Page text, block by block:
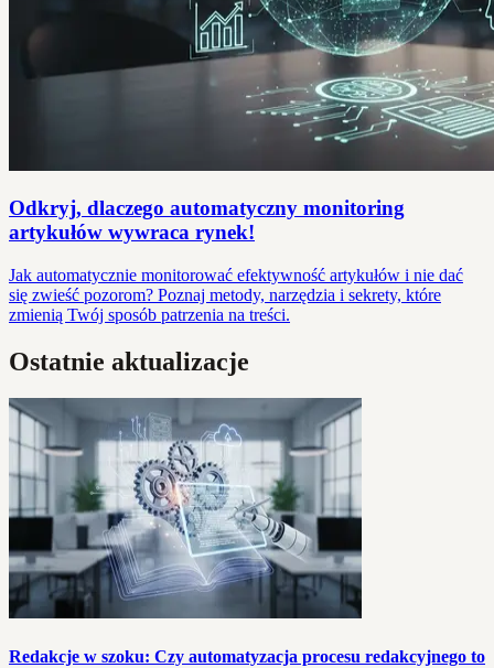
Odkryj, dlaczego automatyczny monitoring
artykułów wywraca rynek!
Jak automatycznie monitorować efektywność artykułów i nie dać
się zwieść pozorom? Poznaj metody, narzędzia i sekrety, które
zmienią Twój sposób patrzenia na treści.
Ostatnie aktualizacje
Redakcje w szoku: Czy automatyzacja procesu redakcyjnego to